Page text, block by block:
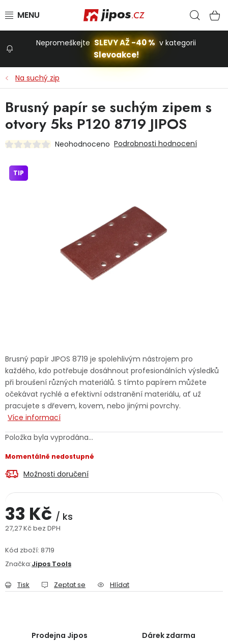
Stavba a dům
Autodoplňky
Fotovoltaika
Výprodej
Značky
Jaký je aktuální stav mé objednávky?
Velkoobchodní spolupráce (B2B) Prodejna nářadí
Servis nářadí
Doprava a platba
Obchodní podmínky Reklamační řád
Nepromeškejte SLEVY AŽ -40 % v kategorii
Slevoakce!
Na suchý zip
Brusný papír JIPOS 8719 je spolehlivým nástrojem pro
každého, kdo potřebuje dosáhnout profesionálních výsledků
při broušení různých materiálů. S tímto papírem můžete
očekávat rychlé a efektivní odstranění materiálu, ať už
pracujete s dřevem, kovem, nebo jinými povrchy.
Více informací
Položka byla vyprodána…
Momentálně nedostupné
Možnosti doručení
33 Kč / ks
27,27 Kč bez DPH
Kód zboží: 8719
Značka:Jipos Tools
Tisk Zeptat se Hlídat
Brusný papír se suchým zipem s
otvory 5ks P120 8719 JIPOS
Neohodnoceno Podrobnosti hodnocení
TIP
Prodejna Jipos Dárek zdarma